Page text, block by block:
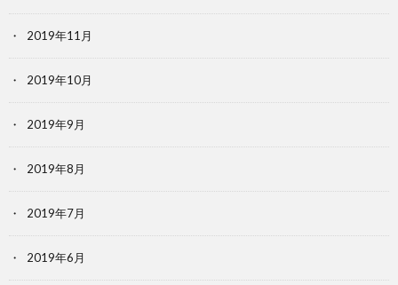
2019年11月
2019年10月
2019年9月
2019年8月
2019年7月
2019年6月